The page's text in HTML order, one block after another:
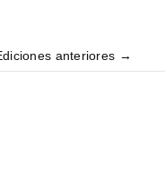
anteriores →